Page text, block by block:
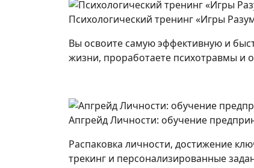
Психологический тренинг «Игры
Вы освоите самую эффективную и
жизни, проработаете психотравмы и
Апгрейд Личности: обучение
Распаковка личности, достижение
трекинг и персонализированные